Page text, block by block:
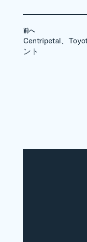
前へ
Centripetal、
ント